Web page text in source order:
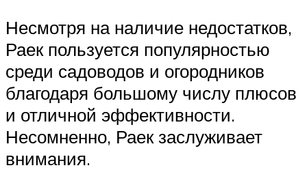
Несмотря на наличие недостатков,
Раек пользуется популярностью
среди садоводов и огородников
благодаря большому числу плюсов
и отличной эффективности.
Несомненно, Раек заслуживает
внимания.